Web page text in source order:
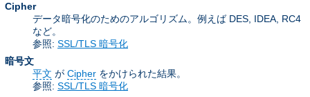
Cipher
データ暗号化のためのアルゴリズム。例えば DES, IDEA, RC4
など。
参照: SSL/TLS 暗号化
暗号文
平文 が Cipher をかけられた結果。
参照: SSL/TLS 暗号化